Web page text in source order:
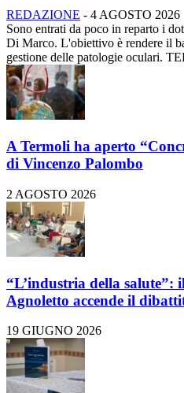
REDAZIONE - 4 AGOSTO 2026
Sono entrati da poco in reparto i
Di Marco. L'obiettivo è rendere il
gestione delle patologie oculari.
A Termoli ha aperto
di Vincenzo Palombo
2 AGOSTO 2026
“L’industria della salute”:
Agnoletto accende il
19 GIUGNO 2026